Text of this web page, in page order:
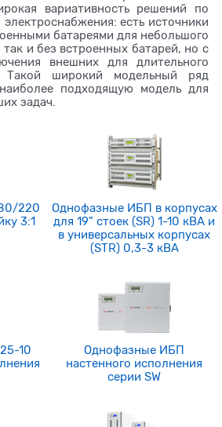
вариативность решений по
есть источники
батареями для небольшого
и без встроенных батарей, но с
внешних для длительного
Такой широкий модельный ряд
подходящую модель для
задач.
220
3:1
Однофазные ИБП в корпусах
для 19" стоек (SR) 1-10 кВА и
в универсальных корпусах
(STR) 0,3-3 кВА
10
Однофазные ИБП
настенного исполнения
серии SW